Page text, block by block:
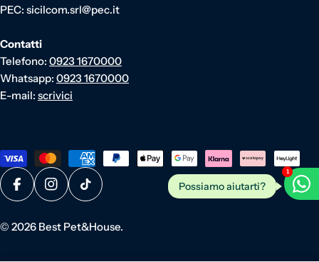
1
Possiamo aiutarti?
PEC: sicilcom.srl@pec.it
Contatti
Telefono: 0923 1670000
Whatsapp: 0923 1670000
E-mail: scrivici
Metodi di pagamento
FacebookInstagram
TikTok
© 2026 Best Pet&House.